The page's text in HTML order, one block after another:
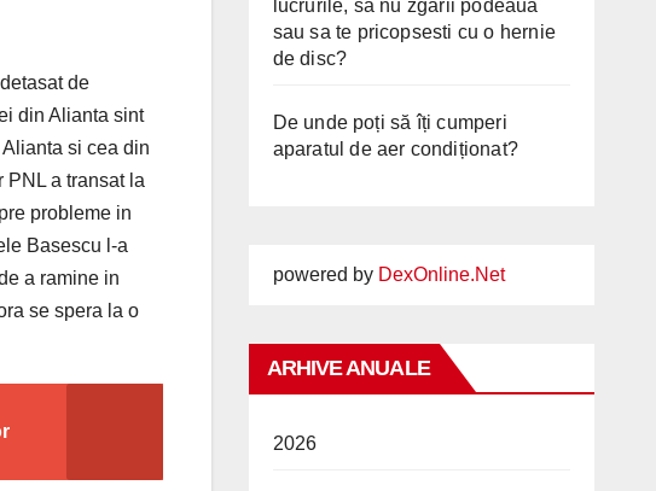
de
din Alianta sint
si cea din
PNL a transat la
probleme in
Basescu l-a
a ramine in
se spera la o
lucrurile, sa nu zgarii podeaua
sau sa te pricopsesti cu o hernie
de disc?
De unde poți să îți cumperi
aparatul de aer condiționat?
powered by DexOnline.Net
ARHIVE ANUALE
2026